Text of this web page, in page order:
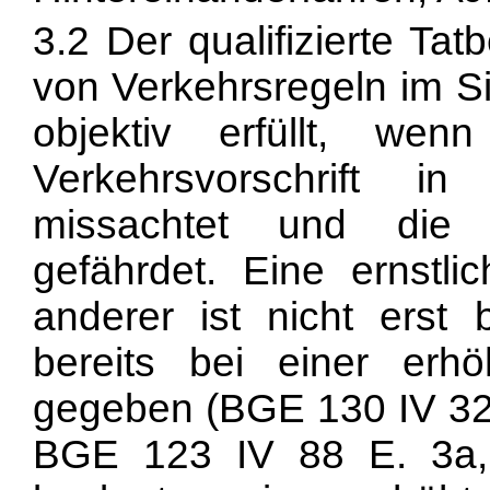
3.2 Der qualifizierte
von Verkehrsregeln im
objektiv erfüllt,
Verkehrsvorschrift
missachtet und die
gefährdet. Eine
anderer ist nicht erst
bereits bei einer
gegeben (BGE 130 IV
BGE 123 IV 88 E.